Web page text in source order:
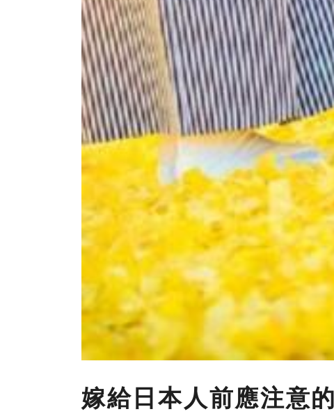
嫁給日本人前應注意